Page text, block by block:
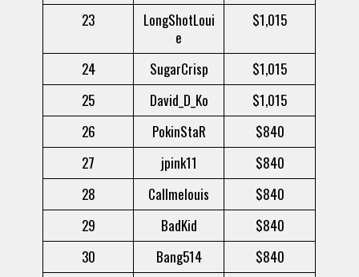
23
LongShotLoui
e
$1,015
24 SugarCrisp
$1,015
25
David_D_Ko
$1,015
26
PokinStaR
$840
27
jpink11
$840
28
Callmelouis
$840
29
BadKid
$840
30
Bang514
$840